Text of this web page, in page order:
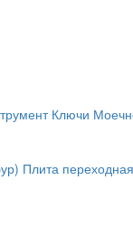
Ключи
Плита